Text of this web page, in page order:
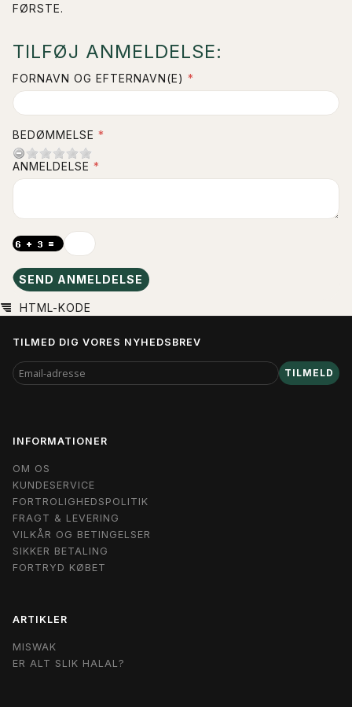
FØRSTE.
TILFØJ ANMELDELSE:
FORNAVN OG EFTERNAVN(E)
BEDØMMELSE
ANMELDELSE
SEND ANMELDELSE
HTML-KODE
TILMED DIG VORES NYHEDSBREV
EMAIL-
ADRESSE
TILMELD
INFORMATIONER
OM OS
KUNDESERVICE
FORTROLIGHEDSPOLITIK
FRAGT & LEVERING
VILKÅR OG BETINGELSER
SIKKER BETALING
FORTRYD KØBET
ARTIKLER
MISWAK
ER ALT SLIK HALAL?